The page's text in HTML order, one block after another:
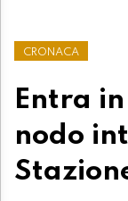
CRONACA
Entra
nodo